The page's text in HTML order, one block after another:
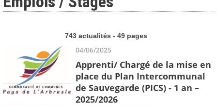
743 actualités - 49 pages
04/06/2025
Apprenti/ Chargé de la mise en
place du Plan Intercommunal
de Sauvegarde (PICS) - 1 an –
2025/2026